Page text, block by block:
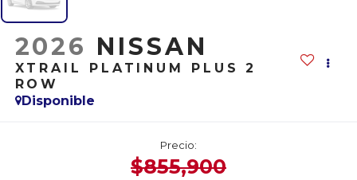
2026 NISSAN
XTRAIL PLATINUM PLUS 2
ROW
Disponible
Precio:
$855,900